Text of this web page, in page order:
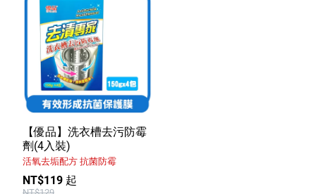
【優品】洗衣槽去污防霉
劑(4入裝)
活氧去垢配方 抗菌防霉
NT$119 起